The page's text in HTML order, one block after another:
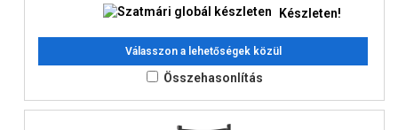
Készleten!
Válasszon a lehetőségek közül
Összehasonlítás